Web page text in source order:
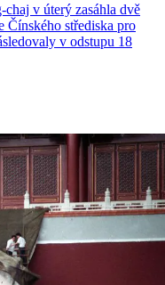
v úterý zasáhla dvě
Čínského střediska pro
v odstupu 18